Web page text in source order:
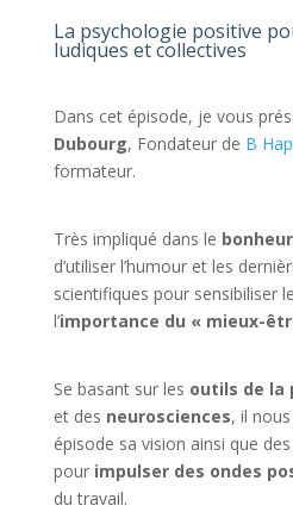
La psychologie positive
ludiques et collectives
Dans cet épisode, je vous
Dubourg, Fondateur de B
formateur.⁠
Très impliqué dans le
d’utiliser l’humour et les
scientifiques pour sensibiliser
l’importance du « mieux-
Se basant sur les outils de la
et des neurosciences, il
épisode sa vision ainsi que des
pour impulser des ondes
du travail.⁠